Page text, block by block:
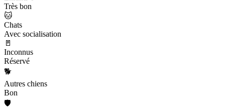
Très bon
🐱
Chats
Avec socialisation
🚪
Inconnus
Réservé
🐕
Autres chiens
Bon
🛡️